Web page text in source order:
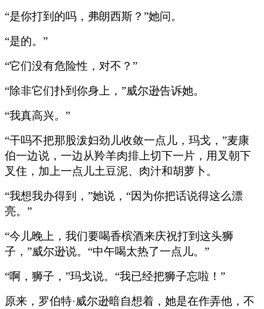
“是你打到的吗，弗朗西斯？”她问。
“是的。”
“它们没有危险性，对不？”
“除非它们扑到你身上，”威尔逊告诉她。
“我真高兴。”
“干吗不把那股泼妇劲儿收敛一点儿，玛戈，”麦康
伯一边说，一边从羚羊肉排上切下一片，用叉朝下
叉住，加上一点儿土豆泥、肉汁和胡萝卜。
“我想我办得到，”她说，“因为你把话说得这么漂
亮。”
“今儿晚上，我们要喝香槟酒来庆祝打到这头狮
子，”威尔逊说。“中午喝太热了一点儿。”
“啊，狮子，”玛戈说。“我已经把狮子忘啦！”
原来，罗伯特·威尔逊暗自想着，她是在作弄他，不